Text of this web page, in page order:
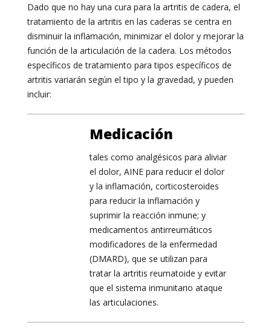
Dado que no hay una cura para la artritis de cadera, el
tratamiento de la artritis en las caderas se centra en
disminuir la inflamación, minimizar el dolor y mejorar la
función de la articulación de la cadera. Los métodos
específicos de tratamiento para tipos específicos de
artritis variarán según el tipo y la gravedad, y pueden
incluir:
Medicación
tales como analgésicos para aliviar
el dolor, AINE para reducir el dolor
y la inflamación, corticosteroides
para reducir la inflamación y
suprimir la reacción inmune; y
medicamentos antirreumáticos
modificadores de la enfermedad
(DMARD), que se utilizan para
tratar la artritis reumatoide y evitar
que el sistema inmunitario ataque
las articulaciones.